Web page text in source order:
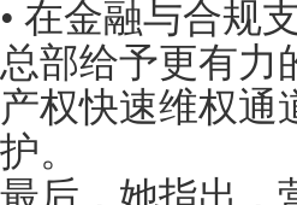
• 在金融与合规
总部给予更有力
产权快速维权通
护。
最后，她指出，